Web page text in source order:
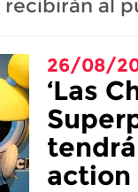
recibirán al
26/08/
‘Las
action